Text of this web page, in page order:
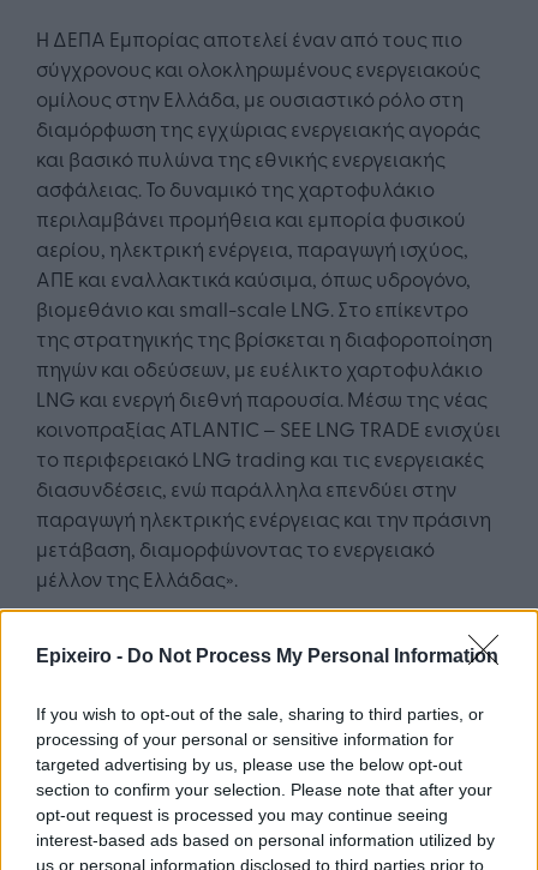
Epixeiro - Do Not Process My Personal Information
If you wish to opt-out of the sale, sharing to third parties, or
processing of your personal or sensitive information for
targeted advertising by us, please use the below opt-out
section to confirm your selection. Please note that after your
opt-out request is processed you may continue seeing
interest-based ads based on personal information utilized by
us or personal information disclosed to third parties prior to
Η ΔΕΠΑ Εμπορίας αποτελεί έναν από τους πιο
σύγχρονους και ολοκληρωμένους ενεργειακούς
ομίλους στην Ελλάδα, με ουσιαστικό ρόλο στη
διαμόρφωση της εγχώριας ενεργειακής αγοράς
και βασικό πυλώνα της εθνικής ενεργειακής
ασφάλειας. Το δυναμικό της χαρτοφυλάκιο
περιλαμβάνει προμήθεια και εμπορία φυσικού
αερίου, ηλεκτρική ενέργεια, παραγωγή ισχύος,
ΑΠΕ και εναλλακτικά καύσιμα, όπως υδρογόνο,
βιομεθάνιο και small-scale LNG. Στο επίκεντρο
της στρατηγικής της βρίσκεται η διαφοροποίηση
πηγών και οδεύσεων, με ευέλικτο χαρτοφυλάκιο
LNG και ενεργή διεθνή παρουσία. Μέσω της νέας
κοινοπραξίας ATLANTIC – SEE LNG TRADE ενισχύει
το περιφερειακό LNG trading και τις ενεργειακές
διασυνδέσεις, ενώ παράλληλα επενδύει στην
παραγωγή ηλεκτρικής ενέργειας και την πράσινη
μετάβαση, διαμορφώνοντας το ενεργειακό
μέλλον της Ελλάδας».
Διαβάστεεπίσης:
AKTOR - ΔΕΠΑ: Έκλεισε η συμφωνία για το
αμερικανικό LNG
Παπαθανάσης: 84,3 εκατ. ευρώ από το ΕΣΠΑ